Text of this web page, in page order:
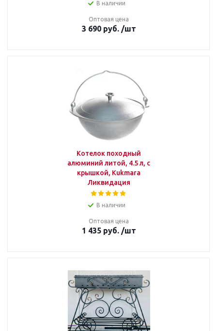
В наличии
Оптовая цена
3 690руб. /шт
Котелок походный
алюминий литой, 4.5 л, с
крышкой, Kukmara
Ликвидация
В наличии
Оптовая цена
1 435руб. /шт